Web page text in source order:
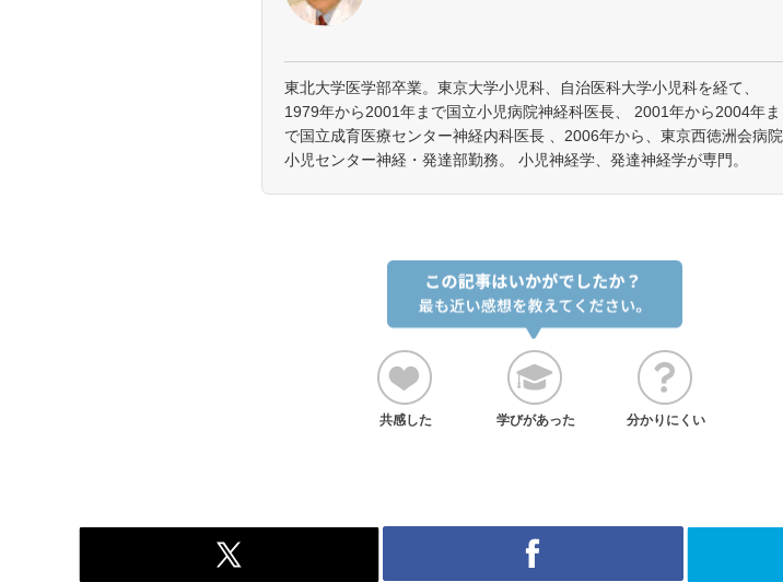
東北大学医学部卒業。東京大学小児科、自治医科大学小児科を経て、
1979年から2001年まで国立小児病院神経科医長、 2001年から2004年ま
で国立成育医療センター神経内科医長 、2006年から、東京西徳洲会病院
小児センター神経・発達部勤務。 小児神経学、発達神経学が専門。
共感した 学びがあった 分かりにくい